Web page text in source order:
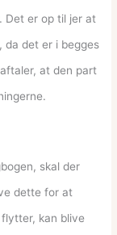
Det er op til jer at
det er i begges
at den part
skal der
dette for at
kan blive